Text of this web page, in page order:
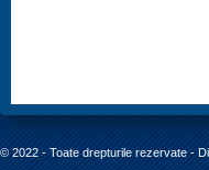
© 2022 - Toate drepturile rezervate -